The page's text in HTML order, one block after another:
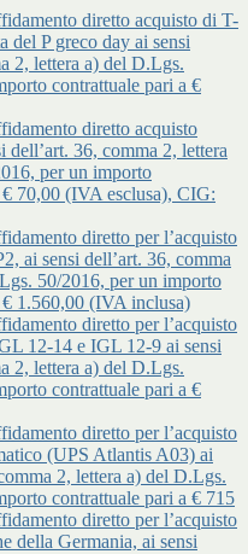
diretto acquisto di T-
del P greco day ai sensi
2, lettera a) del D.Lgs.
contrattuale pari a €
diretto acquisto
dell’art. 36, comma 2, lettera
per un importo
70,00 (IVA esclusa), CIG:
diretto per l’acquisto
ai sensi dell’art. 36, comma
50/2016, per un importo
1.560,00 (IVA inclusa)
diretto per l’acquisto
12-14 e IGL 12-9 ai sensi
2, lettera a) del D.Lgs.
contrattuale pari a €
diretto per l’acquisto
(UPS Atlantis A03) ai
2, lettera a) del D.Lgs.
contrattuale pari a € 715
diretto per l’acquisto
della Germania, ai sensi